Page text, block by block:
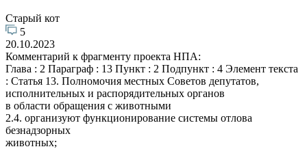
Старый кот
5
20.10.2023
Комментарий к фрагменту проекта НПА:
Глава : 2 Параграф : 13 Пункт : 2 Подпункт : 4 Элемент текста
: Статья 13. Полномочия местных Советов депутатов,
исполнительных и распорядительных органов
в области обращения с животными
2.4. организуют функционирование системы отлова
безнадзорных
животных;